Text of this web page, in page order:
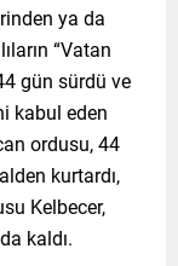
ya da
“Vatan
gün sürdü ve
kabul eden
ordusu, 44
kurtardı,
Kelbecer,
kaldı.